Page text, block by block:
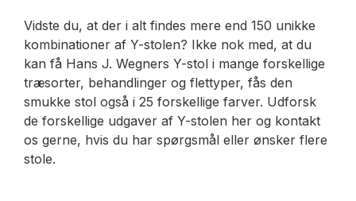
Vidste du, at der i alt findes mere end 150 unikke
kombinationer af Y-stolen? Ikke nok med, at du
kan få Hans J. Wegners Y-stol i mange forskellige
træsorter, behandlinger og flettyper, fås den
smukke stol også i 25 forskellige farver. Udforsk
de forskellige udgaver af Y-stolen her og kontakt
os gerne, hvis du har spørgsmål eller ønsker flere
stole.